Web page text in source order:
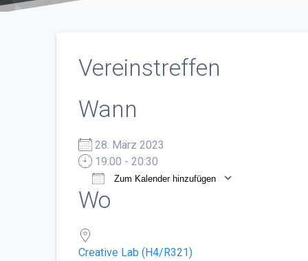
Vereinstreffen
Wann
28. März 2023
19:00 - 20:30
Zum Kalender hinzufügen
ICS herunterladen
Wo
Creative Lab (H4/R321)